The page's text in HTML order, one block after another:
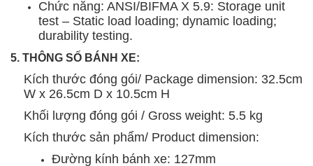
Chức năng: ANSI/BIFMA X 5.9: Storage unit
test – Static load loading; dynamic loading;
durability testing.
5. THÔNG SỐ BÁNH XE:
Kích thước đóng gói/ Package dimension: 32.5cm
W x 26.5cm D x 10.5cm H
Khối lượng đóng gói / Gross weight: 5.5 kg
Kích thước sản phẩm/ Product dimension:
Đường kính bánh xe: 127mm